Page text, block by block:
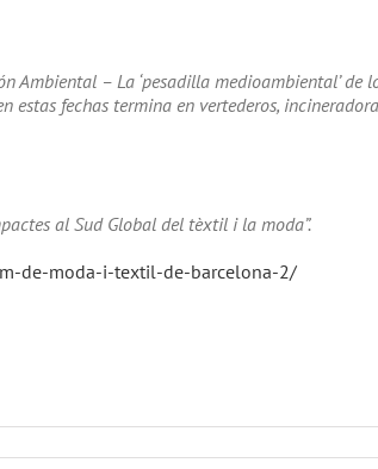
Ambiental – La ‘pesadilla medioambiental’ de
estas fechas termina en vertederos,
al Sud Global del tèxtil i la moda”.
de-moda-i-textil-de-barcelona-2/